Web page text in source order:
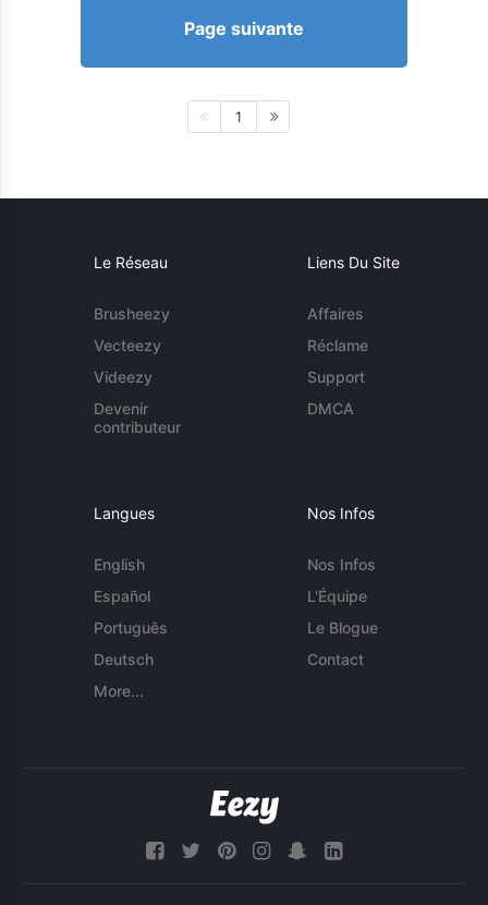
Page suivante
1
Le Réseau
Brusheezy
Vecteezy
Videezy
Devenir
contributeur
Liens Du Site
Affaires
Réclame
Support
DMCA
Langues
English
Español
Português
Deutsch
More...
Nos Infos
Nos Infos
L'Équipe
Le Blogue
Contact